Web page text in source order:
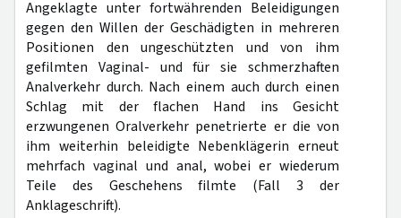
Angeklagte unter fortwährenden Beleidigungen
gegen den Willen der Geschädigten in mehreren
Positionen den ungeschützten und von ihm
gefilmten Vaginal- und für sie schmerzhaften
Analverkehr durch. Nach einem auch durch einen
Schlag mit der flachen Hand ins Gesicht
erzwungenen Oralverkehr penetrierte er die von
ihm weiterhin beleidigte Nebenklägerin erneut
mehrfach vaginal und anal, wobei er wiederum
Teile des Geschehens filmte (Fall 3 der
Anklageschrift).